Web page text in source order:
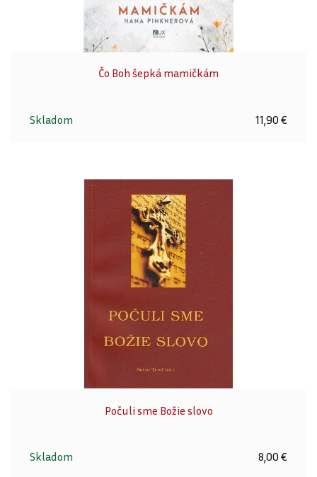
Čo Boh šepká mamičkám
Skladom 11,90 €
Počuli sme Božie slovo
Skladom 8,00 €